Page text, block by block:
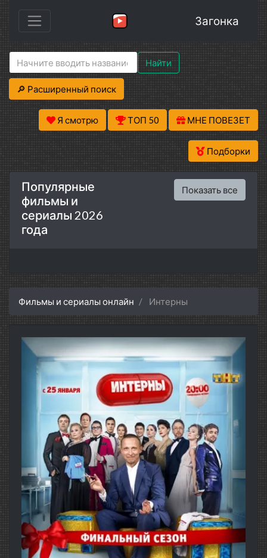
Загонка
Найти
🔎 Расширенный поиск
Я смотрю ТОП 50 МНЕ ПОВЕЗЕТ
Подборки
Популярные
фильмы и
сериалы 2026
года
Показать все
Фильмы и сериалы онлайн Интерны